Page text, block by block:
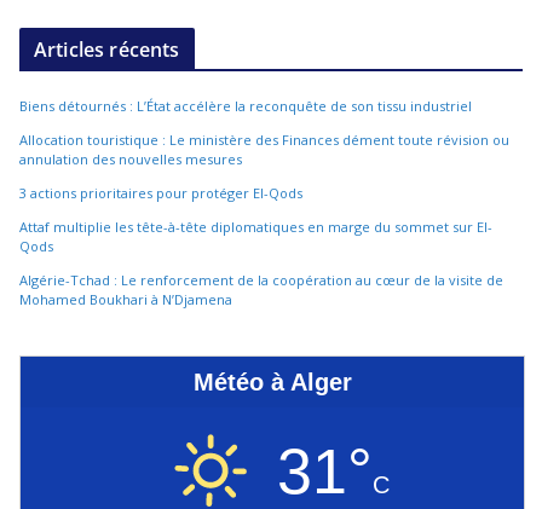
Articles récents
Biens détournés : L’État accélère la reconquête de son tissu industriel
Allocation touristique : Le ministère des Finances dément toute révision ou
annulation des nouvelles mesures
3 actions prioritaires pour protéger El-Qods
Attaf multiplie les tête-à-tête diplomatiques en marge du sommet sur El-
Qods
Algérie-Tchad : Le renforcement de la coopération au cœur de la visite de
Mohamed Boukhari à N’Djamena
Météo à Alger
31°C